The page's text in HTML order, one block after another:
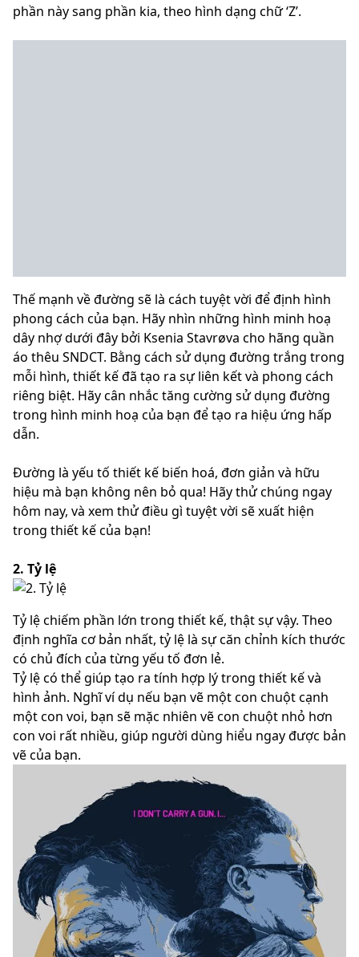
phần này sang phần kia, theo hình dạng chữ ‘Z’.
Thế mạnh về đường sẽ là cách tuyệt vời để định hình
phong cách của bạn. Hãy nhìn những hình minh hoạ
dây nhợ dưới đây bởi Ksenia Stavrøva cho hãng quần
áo thêu SNDCT. Bằng cách sử dụng đường trắng trong
mỗi hình, thiết kế đã tạo ra sự liên kết và phong cách
riêng biệt. Hãy cân nhắc tăng cường sử dụng đường
trong hình minh hoạ của bạn để tạo ra hiệu ứng hấp
dẫn.
Đường là yếu tố thiết kế biến hoá, đơn giản và hữu
hiệu mà bạn không nên bỏ qua! Hãy thử chúng ngay
hôm nay, và xem thử điều gì tuyệt vời sẽ xuất hiện
trong thiết kế của bạn!
2. Tỷ lệ
Tỷ lệ chiếm phần lớn trong thiết kế, thật sự vậy. Theo
định nghĩa cơ bản nhất, tỷ lệ là sự căn chỉnh kích thước
có chủ đích của từng yếu tố đơn lẻ.
Tỷ lệ có thể giúp tạo ra tính hợp lý trong thiết kế và
hình ảnh. Nghĩ ví dụ nếu bạn vẽ một con chuột cạnh
một con voi, bạn sẽ mặc nhiên vẽ con chuột nhỏ hơn
con voi rất nhiều, giúp người dùng hiểu ngay được bản
vẽ của bạn.